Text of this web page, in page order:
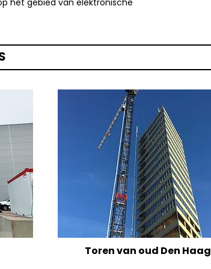
het gebied van elektronische
Toren van oud Den Haag